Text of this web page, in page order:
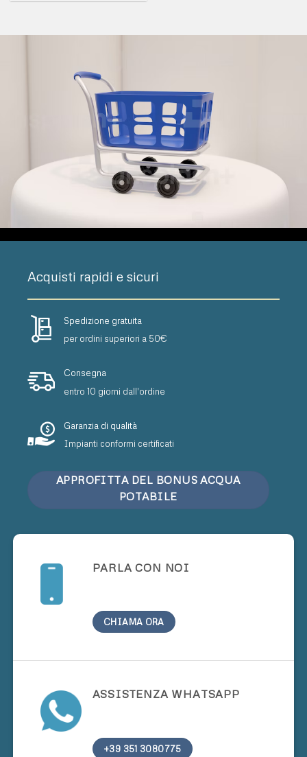
Acquisti rapidi e sicuri
Spedizione gratuita
per ordini superiori a 50€
Consegna
entro 10 giorni dall'ordine
Garanzia di qualità
Impianti conformi certificati
APPROFITTA DEL BONUS ACQUA
POTABILE
PARLA CON NOI
CHIAMA ORA
ASSISTENZA WHATSAPP
+39 351 3080775